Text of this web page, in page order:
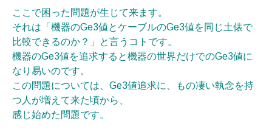
ここで困った問題が生じて来ます。
それは「機器のGe3値とケーブルのGe3値を同じ土俵で
比較できるのか？」と言うコトです。
機器のGe3値を追求すると機器の世界だけでのGe3値に
なり易いのです。
この問題については、Ge3値追求に、もの凄い執念を持
つ人が増えて来た頃から、
感じ始めた問題です。